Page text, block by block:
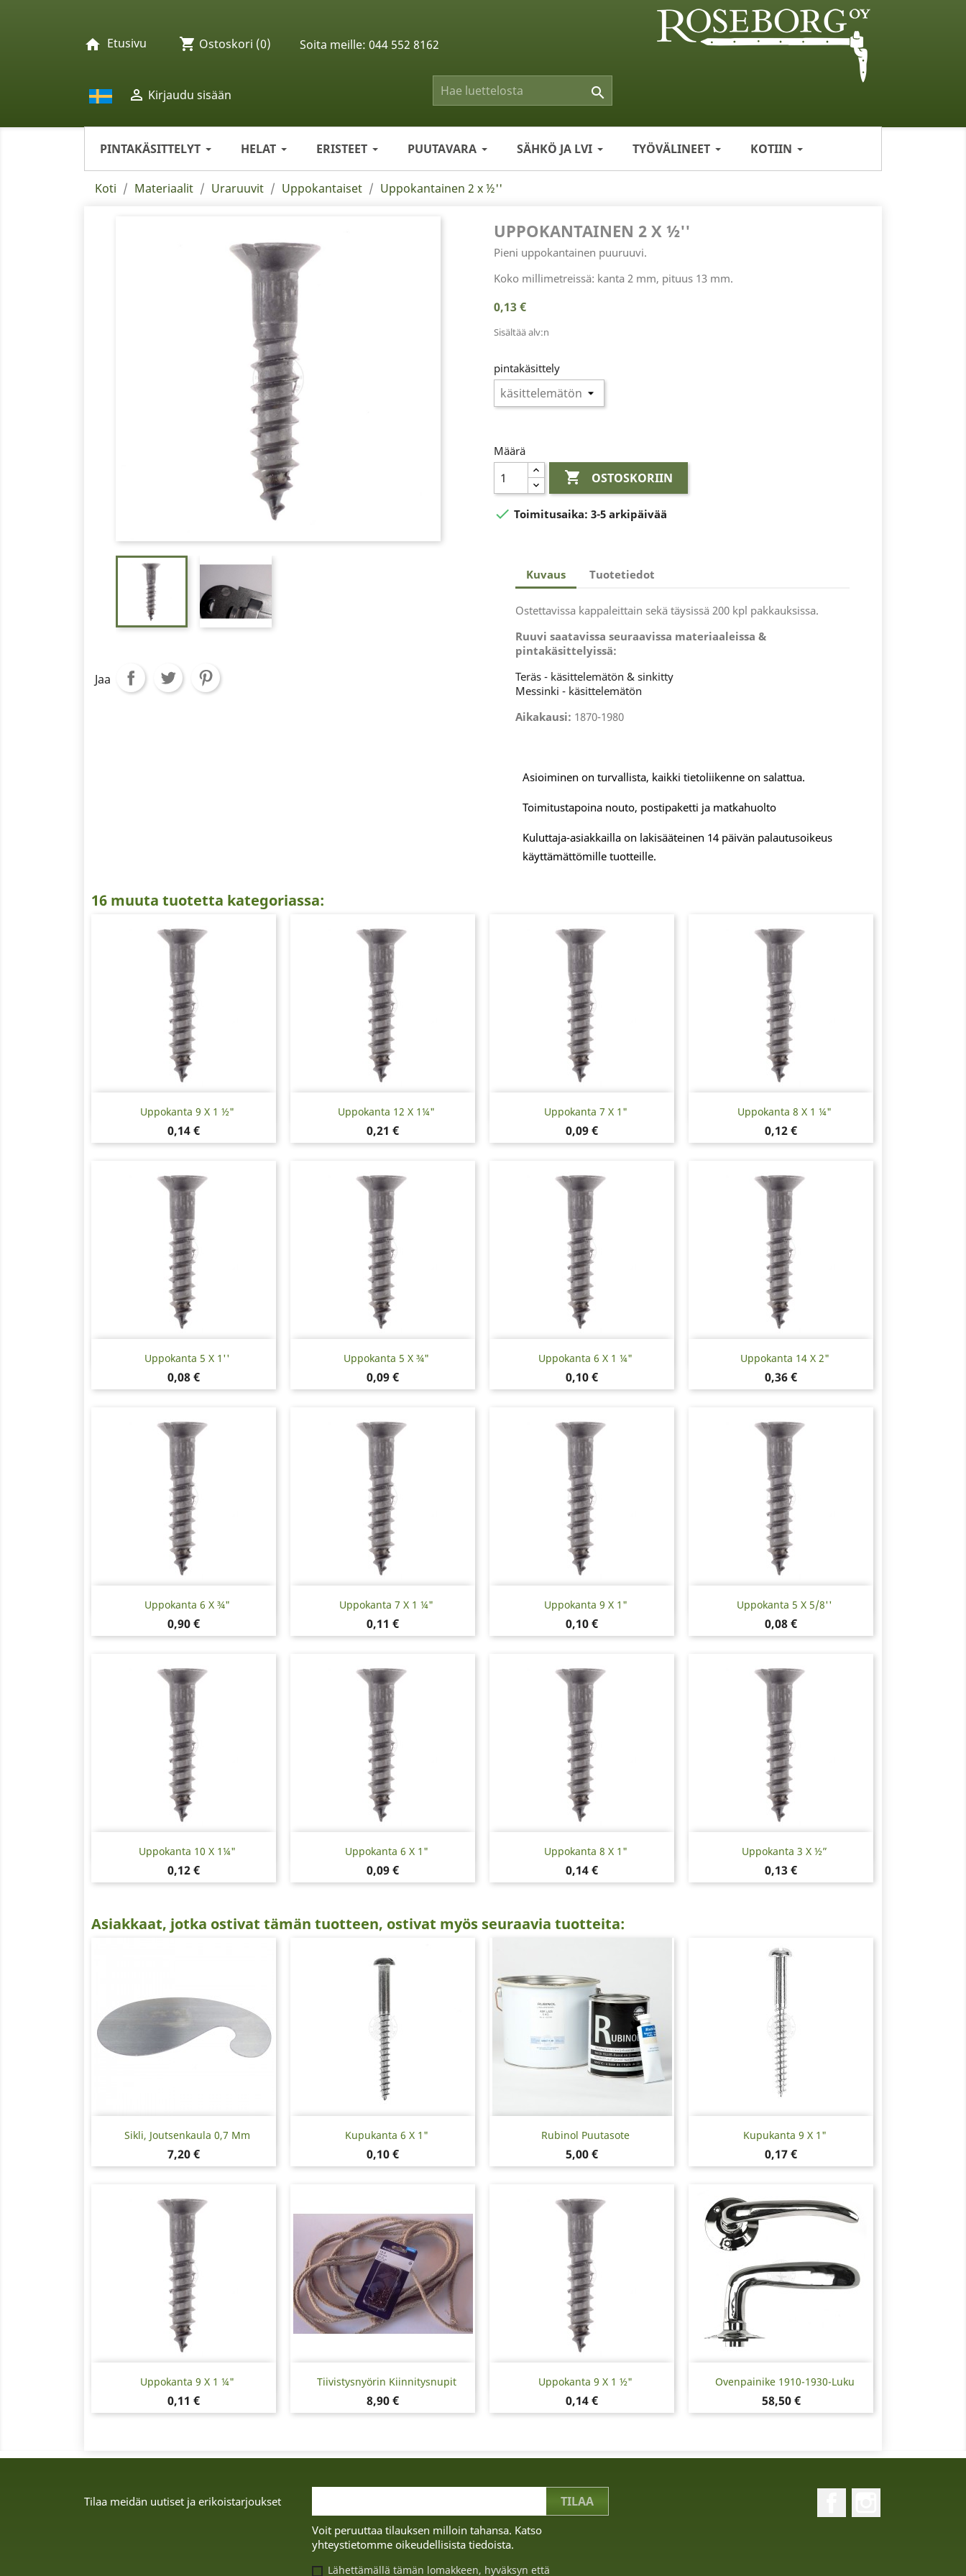

home Etusivu
 Kirjaudu sisään
shopping_cart Ostoskori (0)
PINTAKÄSITTELYT HELAT ERISTEET PUUTAVARA SÄHKÖ JA LVI TYÖVÄLINEET KOTIIN
Soita meille: 044 552 8162
Koti Materiaalit Uraruuvit Uppokantaiset Uppokantainen 2 x ½''
Jaa
UPPOKANTAINEN 2 X ½''
Pieni uppokantainen puuruuvi.
Koko millimetreissä: kanta 2 mm, pituus 13 mm.
0,13 €
Sisältää alv:n
pintakäsittely
Määrä
 OSTOSKORIIN
 Toimitusaika: 3-5 arkipäivää
Kuvaus Tuotetiedot
Ostettavissa kappaleittain sekä täysissä 200 kpl pakkauksissa.
Ruuvi saatavissa seuraavissa materiaaleissa &
pintakäsittelyissä:
Teräs - käsittelemätön & sinkitty
Messinki - käsittelemätön
Aikakausi: 1870-1980
Asioiminen on turvallista, kaikki tietoliikenne on salattua.
Toimitustapoina nouto, postipaketti ja matkahuolto
Kuluttaja-asiakkailla on lakisääteinen 14 päivän palautusoikeus
käyttämättömille tuotteille.
16 muuta tuotetta kategoriassa:
Uppokanta 9 X 1 ½"
Hinta
0,14 €
Pikakatselu Uppokanta 12 X 1¼"
Hinta
0,21 €
Pikakatselu Uppokanta 7 X 1"
Hinta
0,09 €
Pikakatselu Uppokanta 8 X 1 ¼"
Hinta
0,12 €
Pikakatselu
Uppokanta 5 X 1''
Hinta
0,08 €
Pikakatselu Uppokanta 5 X ¾"
Hinta
0,09 €
Pikakatselu Uppokanta 6 X 1 ¼"
Hinta
0,10 €
Pikakatselu Uppokanta 14 X 2"
Hinta
0,36 €
Pikakatselu
Uppokanta 6 X ¾"
Hinta
0,90 €
Pikakatselu Uppokanta 7 X 1 ¼"
Hinta
0,11 €
Pikakatselu Uppokanta 9 X 1"
Hinta
0,10 €
Pikakatselu Uppokanta 5 X 5/8''
Hinta
0,08 €
Pikakatselu
Uppokanta 10 X 1¼"
Hinta
0,12 €
Pikakatselu Uppokanta 6 X 1"
Hinta
0,09 €
Pikakatselu Uppokanta 8 X 1"
Hinta
0,14 €
Pikakatselu Uppokanta 3 X ½”
Hinta
0,13 €
Pikakatselu
Asiakkaat, jotka ostivat tämän tuotteen, ostivat myös seuraavia tuotteita:
Sikli, Joutsenkaula 0,7 Mm
Hinta
7,20 €
Pikakatselu Kupukanta 6 X 1"
Hinta
0,10 €
Pikakatselu Rubinol Puutasote
Hinta
5,00 €
Pikakatselu Kupukanta 9 X 1"
Hinta
0,17 €
Pikakatselu
Uppokanta 9 X 1 ¼"
Hinta
0,11 €
Pikakatselu Tiivistysnyörin Kiinnitysnupit
Hinta
8,90 €
Pikakatselu Uppokanta 9 X 1 ½"
Hinta
0,14 €
Pikakatselu Ovenpainike 1910-1930-Luku
Hinta
58,50 €
Pikakatselu
Tilaa meidän uutiset ja erikoistarjoukset
Voit peruuttaa tilauksen milloin tahansa. Katso
yhteystietomme oikeudellisista tiedoista.
Lähettämällä tämän lomakkeen, hyväksyn että